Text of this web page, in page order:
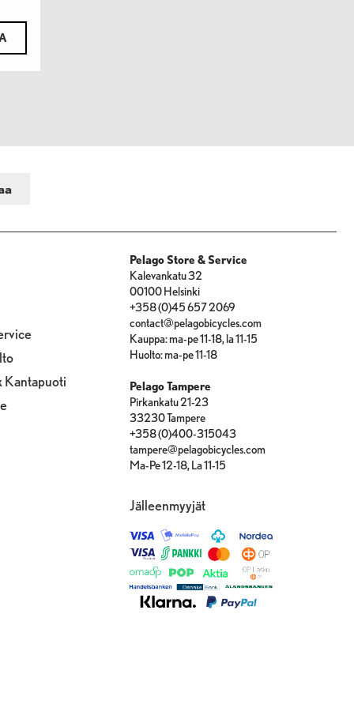
Kantapuoti
Pelago Store & Service
Kalevankatu 32
00100 Helsinki
+358 (0)45 657 2069
contact@pelagobicycles.com
Kauppa: ma-pe 11-18, la 11-15
Huolto: ma-pe 11-18
Pelago Tampere
Pirkankatu 21-23
33230 Tampere
+358 (0)400-315043
tampere@pelagobicycles.com
Ma-Pe 12-18, La 11-15
Jälleenmyyjät